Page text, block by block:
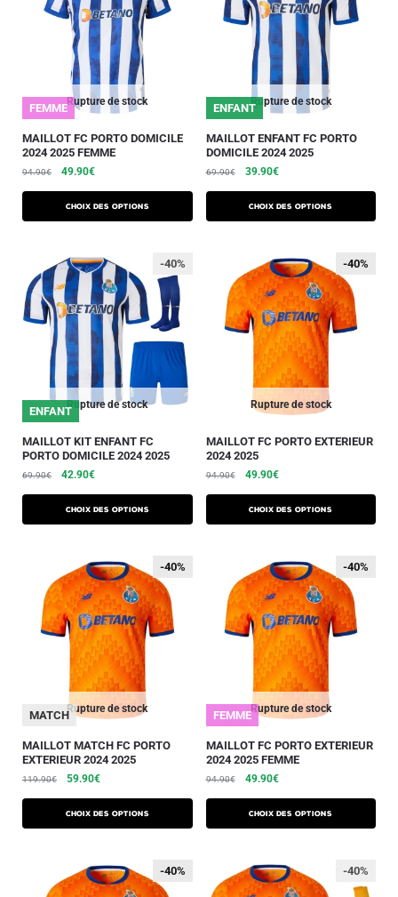
Rupture de stock
FEMME
MAILLOT FC PORTO DOMICILE
2024 2025 FEMME
94.90€ 49.90€
Choix des options
Rupture de stock
ENFANT
MAILLOT ENFANT FC PORTO
DOMICILE 2024 2025
69.90€ 39.90€
Choix des options
Rupture de stock
ENFANT
-40%
MAILLOT KIT ENFANT FC
PORTO DOMICILE 2024 2025
69.90€ 42.90€
Choix des options
Rupture de stock
-40%
-40%
MAILLOT FC PORTO EXTERIEUR
2024 2025
94.90€ 49.90€
Choix des options
Rupture de stock
-40%
-40%
MATCH
MAILLOT MATCH FC PORTO
EXTERIEUR 2024 2025
119.90€ 59.90€
Choix des options
Rupture de stock
-40%
FEMME
-40%
MAILLOT FC PORTO EXTERIEUR
2024 2025 FEMME
94.90€ 49.90€
Choix des options
-40%
-40% -40%